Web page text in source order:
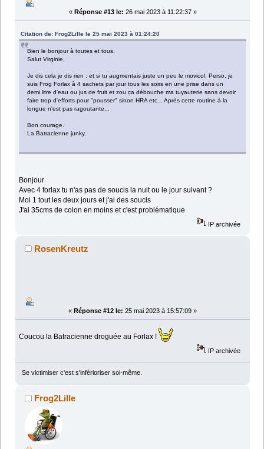
« Réponse #13 le: 26 mai 2023 à 11:22:37 »
Citation de: Frog2Lille le 25 mai 2023 à 01:24:20
Bien le bonjour à toutes et tous,
Salut Virginie,
Je dis cela je dis rien : et si tu augmentais juste un peu le movicol. Perso, je
suis Frog Forlax à 4 sachets par jour tous les soirs en une prise dans un
demi litre d'eau ou jus de fruit et zou ça débouche ma tuyauterie sans devoir
faire trop d'efforts pour "pousser" sinon HRA etc... Après cette routine à la
longue n'est pas ragoutante...
Bon courage.
La Batracienne junky.
Bonjour
Avec 4 forlax tu n'as pas de soucis la nuit ou le jour suivant ?
Moi 1 tout les deux jours et j'ai des soucis
J'ai 35cms de colon en moins et c'est problématique
IP archivée
RosenKreutz
« Réponse #12 le: 25 mai 2023 à 15:57:09 »
Coucou la Batracienne droguée au Forlax !
IP archivée
Se victimiser c'est s'inférioriser soi-même.
Frog2Lille